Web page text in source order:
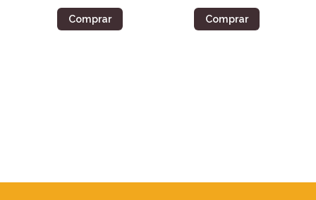
Comprar Comprar